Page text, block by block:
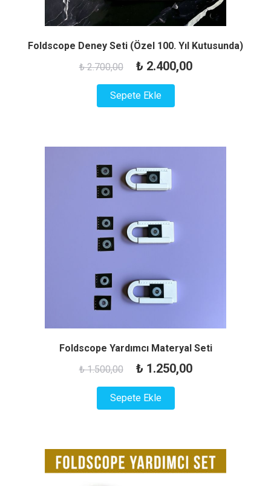
Foldscope Deney Seti (Özel 100. Yıl Kutusunda)
₺2.700,00
Orijinal
fiyat:
₺ 2.700,00.
₺ 2.400,00Şu
Sepete Ekle
Foldscope Yardımcı Materyal Seti
₺1.500,00
Orijinal
fiyat:
₺ 1.500,00.
₺ 1.250,00Şu
Sepete Ekle